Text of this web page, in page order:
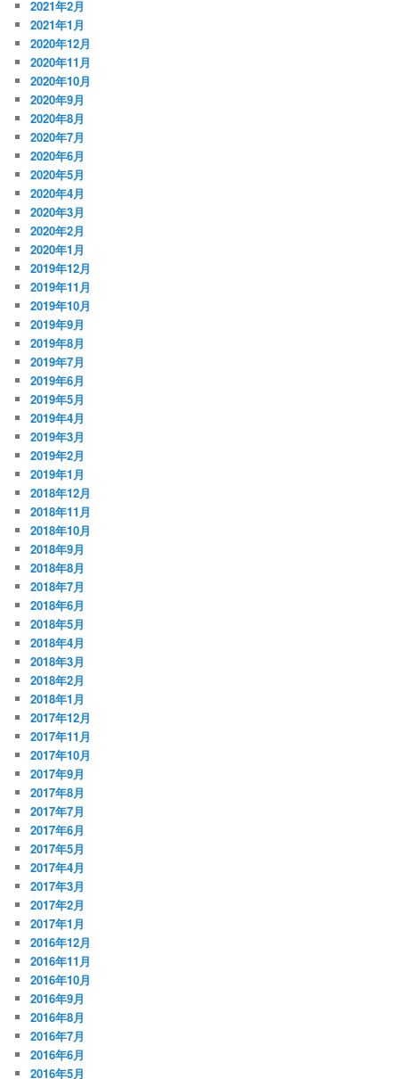
2021年2月
2021年1月
2020年12月
2020年11月
2020年10月
2020年9月
2020年8月
2020年7月
2020年6月
2020年5月
2020年4月
2020年3月
2020年2月
2020年1月
2019年12月
2019年11月
2019年10月
2019年9月
2019年8月
2019年7月
2019年6月
2019年5月
2019年4月
2019年3月
2019年2月
2019年1月
2018年12月
2018年11月
2018年10月
2018年9月
2018年8月
2018年7月
2018年6月
2018年5月
2018年4月
2018年3月
2018年2月
2018年1月
2017年12月
2017年11月
2017年10月
2017年9月
2017年8月
2017年7月
2017年6月
2017年5月
2017年4月
2017年3月
2017年2月
2017年1月
2016年12月
2016年11月
2016年10月
2016年9月
2016年8月
2016年7月
2016年6月
2016年5月